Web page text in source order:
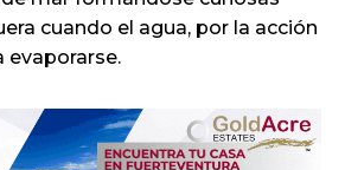
cuando el agua, por la acción
evaporarse.